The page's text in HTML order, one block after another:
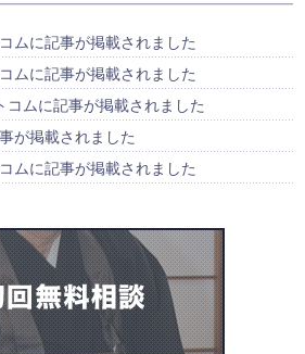
ムに記事が掲載されました
ムに記事が掲載されました
コムに記事が掲載されました
が掲載されました
ムに記事が掲載されました